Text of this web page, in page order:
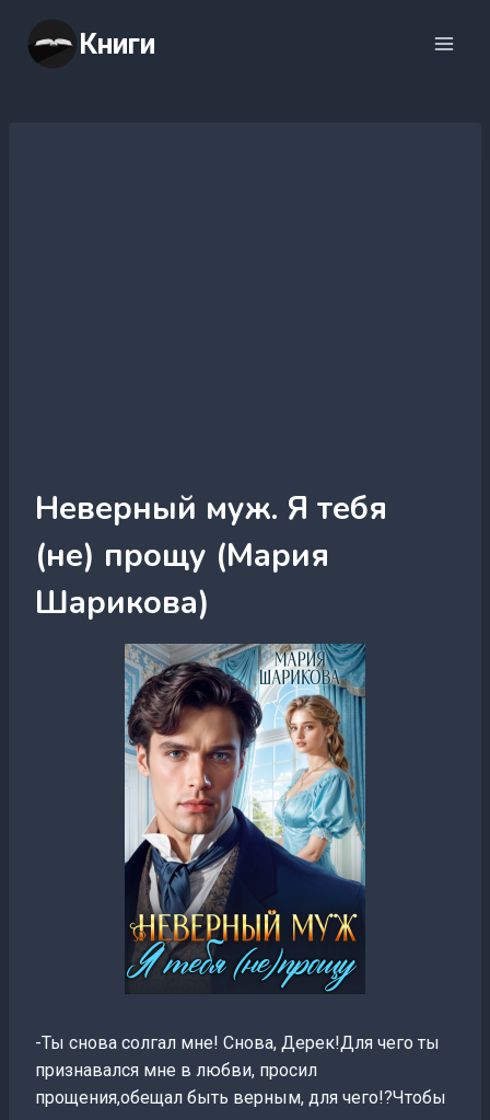
содержимому
Книги
Неверный муж. Я тебя
(не) прощу (Мария
Шарикова)
-Ты снова солгал мне! Снова, Дерек!Для чего ты
признавался мне в любви, просил
прощения,обещал быть верным, для чего!?Чтобы